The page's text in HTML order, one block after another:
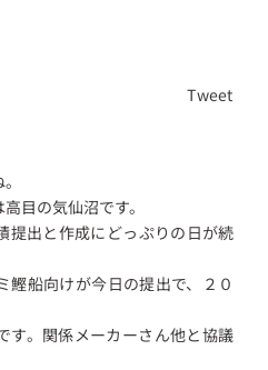
Tweet
目の気仙沼です。
提出と作成にどっぷりの日が続
鰹船向けが今日の提出で、２０
す。関係メーカーさん他と協議